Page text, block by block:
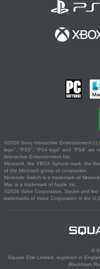
©2026 Sony Interactive Entertainment
logo", "PS5", "PS4 logo" and "PS4" are
Interactive Entertainment Inc.
Microsoft, the XBOX Sphere mark, the
of the Microsoft group of companies.
Nintendo Switch is a trademark of
Mac is a trademark of Apple Inc.
©2026 Valve Corporation. Steam and
trademarks of Valve Corporation in the
©
Square Enix Limited, registriert in
Blackfriars